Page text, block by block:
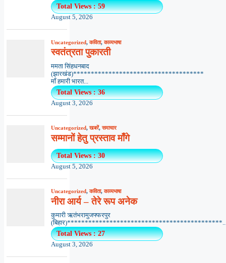
Total Views : 59
August 5, 2026
Uncategorized,कविता,काव्यभाषा
स्वतंत्रता पुकारती
ममता सिंहधनबाद
(झारखंड)*************************************
माँ हमारी भारत...
Total Views : 36
August 3, 2026
Uncategorized,खबरें,समाचार
सम्मानों हेतु प्रस्ताव माँगे
Total Views : 30
August 5, 2026
Uncategorized,कविता,काव्यभाषा
नीरा आर्य – तेरे रूप अनेक
कुमारी ऋतंभरामुजफ्फरपुर
Total Views : 27
August 3, 2026